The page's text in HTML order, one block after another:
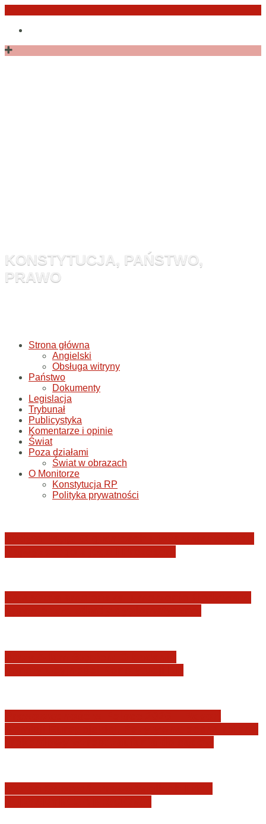
Przejdź
treści
KONSTYTUCJA, PAŃSTWO,
PRAWO
Strona główna
Angielski
Obsługa witryny
Państwo
Dokumenty
Legislacja
Trybunał
Publicystyka
Komentarze i opinie
Świat
Poza działami
Świat w obrazach
O Monitorze
Konstytucja RP
Polityka prywatności